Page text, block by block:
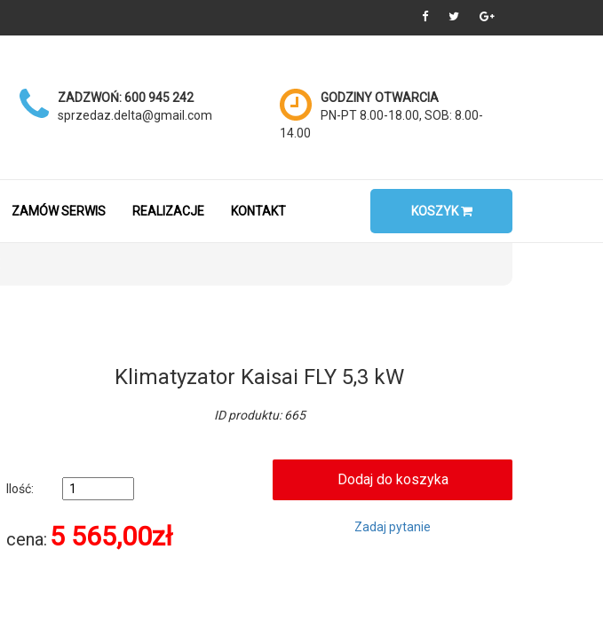
ZADZWOŃ:600 945 242
sprzedaz.delta@gmail.com
GODZINY OTWARCIA
PN-PT 8.00-18.00, SOB: 8.00-
14.00
ZAMÓW SERWIS REALIZACJE KONTAKT KOSZYK
Klimatyzator Kaisai FLY 5,3 kW
ID produktu: 665
Ilość:
cena: 5 565,00zł Zadaj pytanie